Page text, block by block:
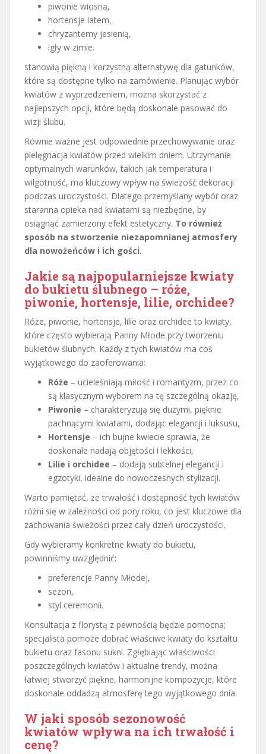
piwonie wiosną,
hortensje latem,
chryzantemy jesienią,
igły w zimie.
stanowią piękną i korzystną alternatywę dla gatunków,
które są dostępne tylko na zamówienie. Planując wybór
kwiatów z wyprzedzeniem, można skorzystać z
najlepszych opcji, które będą doskonale pasować do
wizji ślubu.
Równie ważne jest odpowiednie przechowywanie oraz
pielęgnacja kwiatów przed wielkim dniem. Utrzymanie
optymalnych warunków, takich jak temperatura i
wilgotność, ma kluczowy wpływ na świeżość dekoracji
podczas uroczystości. Dlatego przemyślany wybór oraz
staranna opieka nad kwiatami są niezbędne, by
osiągnąć zamierzony efekt estetyczny. To również
sposób na stworzenie niezapomnianej atmosfery
dla nowożeńców i ich gości.
Jakie są najpopularniejsze kwiaty
do bukietu ślubnego – róże,
piwonie, hortensje, lilie, orchidee?
Róże, piwonie, hortensje, lilie oraz orchidee to kwiaty,
które często wybierają Panny Młode przy tworzeniu
bukietów ślubnych. Każdy z tych kwiatów ma coś
wyjątkowego do zaoferowania:
Róże – ucieleśniają miłość i romantyzm, przez co
są klasycznym wyborem na tę szczególną okazję,
Piwonie – charakteryzują się dużymi, pięknie
pachnącymi kwiatami, dodając elegancji i luksusu,
Hortensje – ich bujne kwiecie sprawia, że
doskonale nadają objętości i lekkości,
Lilie i orchidee – dodają subtelnej elegancji i
egzotyki, idealne do nowoczesnych stylizacji.
Warto pamiętać, że trwałość i dostępność tych kwiatów
różni się w zależności od pory roku, co jest kluczowe dla
zachowania świeżości przez cały dzień uroczystości.
Gdy wybieramy konkretne kwiaty do bukietu,
powinniśmy uwzględnić:
preferencje Panny Młodej,
sezon,
styl ceremonii.
Konsultacja z florystą z pewnością będzie pomocna;
specjalista pomoże dobrać właściwe kwiaty do kształtu
bukietu oraz fasonu sukni. Zgłębiając właściwości
poszczególnych kwiatów i aktualne trendy, można
łatwiej stworzyć piękne, harmonijne kompozycje, które
doskonale oddadzą atmosferę tego wyjątkowego dnia.
W jaki sposób sezonowość
kwiatów wpływa na ich trwałość i
cenę?